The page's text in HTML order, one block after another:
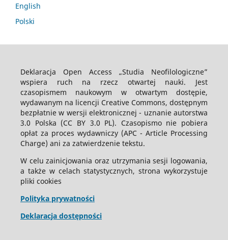
English
Polski
Deklaracja Open Access „Studia Neofilologiczne”
wspiera ruch na rzecz otwartej nauki. Jest
czasopismem naukowym w otwartym dostępie,
wydawanym na licencji Creative Commons, dostępnym
bezpłatnie w wersji elektronicznej - uznanie autorstwa
3.0 Polska (CC BY 3.0 PL). Czasopismo nie pobiera
opłat za proces wydawniczy (APC - Article Processing
Charge) ani za zatwierdzenie tekstu.
W celu zainicjowania oraz utrzymania sesji logowania,
a także w celach statystycznych, strona wykorzystuje
pliki cookies
Polityka prywatności
Deklaracja dostępności